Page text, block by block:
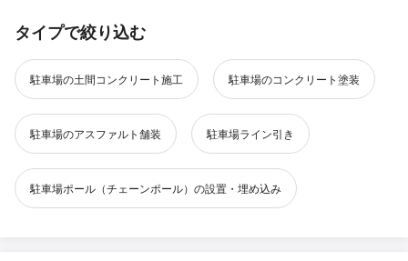
タイプで絞り込む
駐車場の土間コンクリート施工 駐車場のコンクリート塗装
駐車場のアスファルト舗装 駐車場ライン引き
駐車場ポール（チェーンポール）の設置・埋め込み